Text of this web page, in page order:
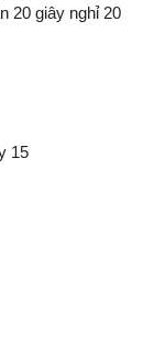
20 giây nghỉ 20